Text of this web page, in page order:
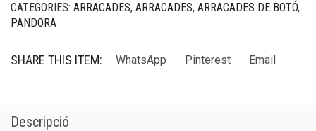
CATEGORIES: ARRACADES, ARRACADES, ARRACADES DE BOTÓ,
PANDORA
SHARE THIS ITEM: WhatsApp Pinterest Email
Descripció